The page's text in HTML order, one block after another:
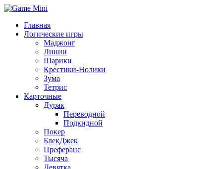
Главная
Логические игры
Маджонг
Линии
Шарики
Крестики-Нолики
Зума
Тетрис
Карточные
Дурак
Переводной
Подкидной
Покер
БлекДжек
Преферанс
Тысяча
Девятка